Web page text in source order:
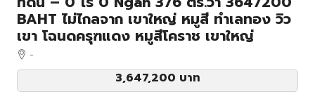
BAHT ไม่ไกลจาก เขาใหญ่ หมูสี ทำเลทอง วิว
เขา โฉนดครุฑแดง หมูสีโคราช เขาใหญ่
-
3,647,200 บาท